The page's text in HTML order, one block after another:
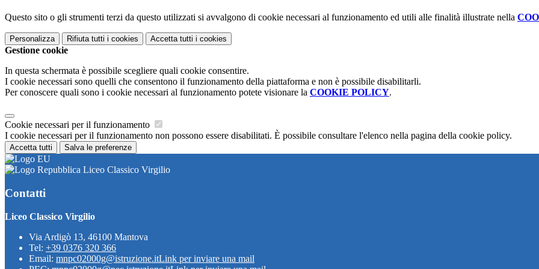
Questo sito o gli strumenti terzi da questo utilizzati si avvalgono di cookie necessari al funzionamento ed utili alle finalità illustrate nella
Personalizza Rifiuta tutti i cookies Accetta tutti i cookies
Gestione cookie
In questa schermata è possibile scegliere quali cookie consentire.
I cookie necessari sono quelli che consentono il funzionamento della piattaforma e non è possibile disabilitarli.
Per conoscere quali sono i cookie necessari al funzionamento potete visionare la COOKIE POLICY.
Cookie necessari per il funzionamento
I cookie necessari per il funzionamento non possono essere disabilitati. È possibile consultare l'elenco nella pagina della cookie policy.
Accetta tutti Salva le preferenze
Liceo Classico Virgilio
Contatti
Liceo Classico Virgilio
Via Ardigò 13, 46100 Mantova
Tel: +39 0376 320 366
Email: mnpc02000g@istruzione.itLink per inviare una mail